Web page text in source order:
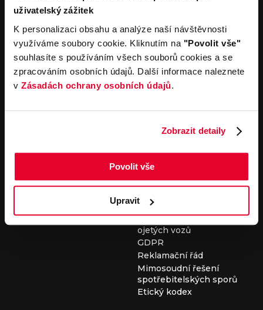
uživatelský zážitek
K personalizaci obsahu a analýze naší návštěvnosti
využíváme soubory cookie. Kliknutím na "Povolit vše"
souhlasíte s používáním všech souborů cookies a se
zpracováním osobních údajů. Další informace naleznete
v Zásadách ochrany osobních údajů.
Zobrazit detaily
Povolit vše
Upravit
Carsharing
Autopůjčovna
Operativní leasing
Louda Auto+ Poděbrady
Obytné vozy
Novinky
Kariéra
Servisní služby
Servis
Důležité odkazy
Cookies
Všeobecné obchodní
podmínky pro online
vozidel
Všeobecné obchodní
podmínky pro provádění
servisních prací
Všeobecné obchodní
podmínky při nákupu
ojetých vozů
GDPR
Reklamační řád
Mimosoudní řešení
spotřebitelských sporů
Etický kodex